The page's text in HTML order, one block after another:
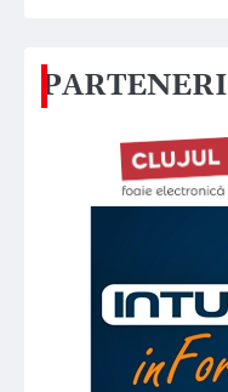
PARTENERI